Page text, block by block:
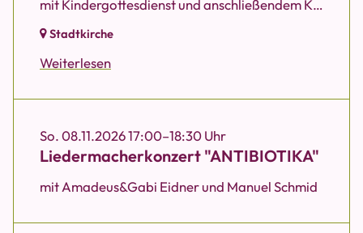
mit Kindergottesdienst und anschließendem Kirchencafé
Stadtkirche
Weiterlesen
So. 08.11.2026 17:00–18:30 Uhr
Liedermacherkonzert "ANTIBIOTIKA"
mit Amadeus&Gabi Eidner und Manuel Schmid